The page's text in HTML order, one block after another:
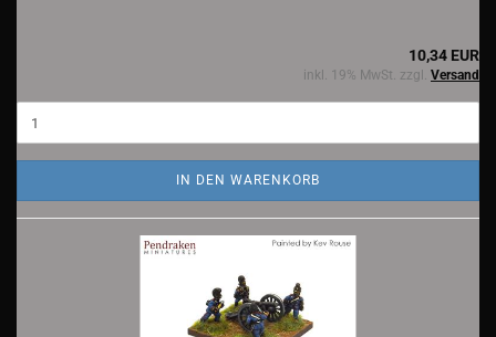
10,34 EUR
inkl. 19% MwSt. zzgl. Versand
IN DEN WARENKORB